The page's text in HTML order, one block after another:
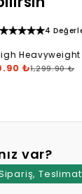
Sohigh
District T-Shirt
599.90 ₺
var?